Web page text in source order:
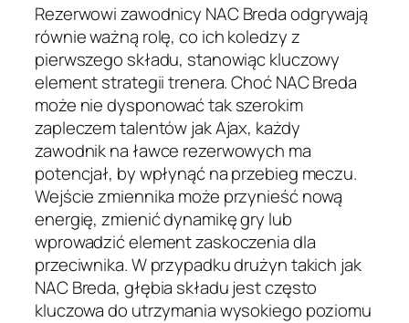
Rezerwowi zawodnicy NAC Breda odgrywają
równie ważną rolę, co ich koledzy z
pierwszego składu, stanowiąc kluczowy
element strategii trenera. Choć NAC Breda
może nie dysponować tak szerokim
zapleczem talentów jak Ajax, każdy
zawodnik na ławce rezerwowych ma
potencjał, by wpłynąć na przebieg meczu.
Wejście zmiennika może przynieść nową
energię, zmienić dynamikę gry lub
wprowadzić element zaskoczenia dla
przeciwnika. W przypadku drużyn takich jak
NAC Breda, głębia składu jest często
kluczowa do utrzymania wysokiego poziomu